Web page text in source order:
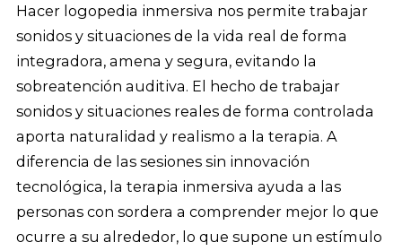
Hacer logopedia inmersiva nos permite trabajar
sonidos y situaciones de la vida real de forma
integradora, amena y segura, evitando la
sobreatención auditiva. El hecho de trabajar
sonidos y situaciones reales de forma controlada
aporta naturalidad y realismo a la terapia. A
diferencia de las sesiones sin innovación
tecnológica, la terapia inmersiva ayuda a las
personas con sordera a comprender mejor lo que
ocurre a su alrededor, lo que supone un estímulo